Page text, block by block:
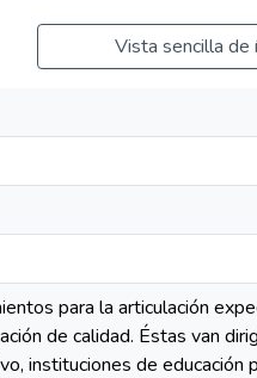
Vista sencilla de
para la articulación
de calidad. Éstas van
instituciones de